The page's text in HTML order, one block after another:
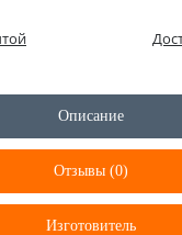
Описание
Отзывы (0)
Изготовитель